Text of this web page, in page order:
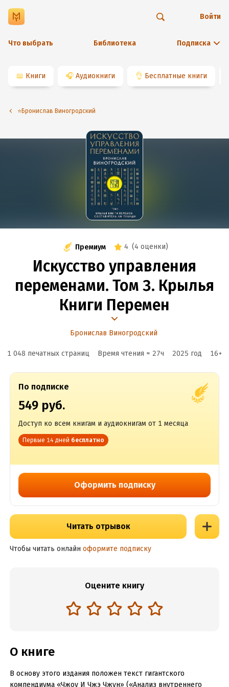
Что выбрать Библиотека Подписка
Войти
📖 Книги 🎧 Аудиокниги 👌 Бесплатные книги
⭐️Бронислав Виногродский
Премиум 4 (4 оценки)
Искусство управления
переменами. Том 3. Крылья
Книги Перемен
Бронислав Виногродский
1 048 печатных страниц Время чтения ≈ 27ч 2025 год 16+
По подписке
549 руб.
Доступ ко всем книгам и аудиокнигам от 1 месяца
Первые 14 дней бесплатно
Оформить подписку
Читать отрывок
Чтобы читать онлайн оформите подписку
Оцените книгу
О книге
В основу этого издания положен текст гигантского
компендиума «Чжоу И Чжэ Чжун» («Анализ внутреннего